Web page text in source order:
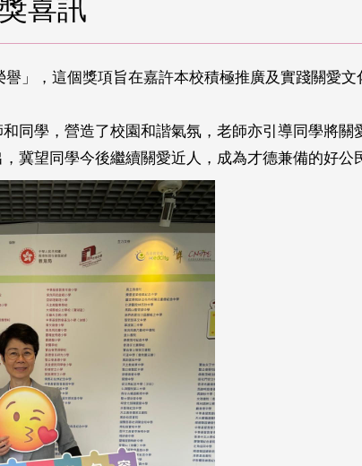
喜訊
」，這個獎項旨在嘉許本校積極推廣及實踐關愛文
同學，營造了校園和諧氣氛，老師亦引導同學將關
冀望同學今後繼續關愛近人，成為才德兼備的好公